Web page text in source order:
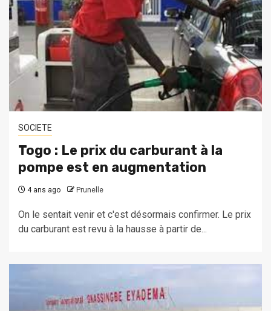
SOCIETE
Togo : Le prix du carburant à la
pompe est en augmentation
4 ans ago Prunelle
On le sentait venir et c'est désormais confirmer. Le prix
du carburant est revu à la hausse à partir de...